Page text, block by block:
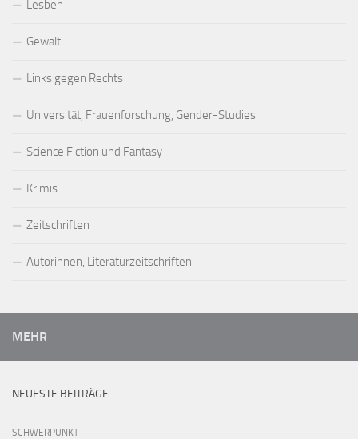
Lesben
Gewalt
Links gegen Rechts
Universität, Frauenforschung, Gender-Studies
Science Fiction und Fantasy
Krimis
Zeitschriften
Autorinnen, Literaturzeitschriften
MEHR
NEUESTE BEITRÄGE
SCHWERPUNKT